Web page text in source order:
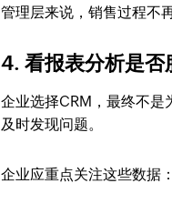
管理层来说，销售过程不
4. 看报表分析是否
企业选择CRM，最终不是
及时发现问题。
企业应重点关注这些数据：